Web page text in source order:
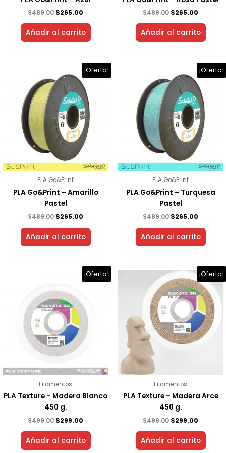
$489.00 $265.00
Añadir al carrito
$489.00 $265.00
Añadir al carrito
¡Oferta!
PLA Go&Print
PLA Go&Print – Amarillo
Pastel
$489.00
precio
original
era:
$489.00.
$265.00
El
precio
actual
es:
$265.00.
Añadir al carrito
¡Oferta!
PLA Go&Print
PLA Go&Print – Turquesa
Pastel
$489.00
precio
original
era:
$489.00.
$265.00
El
precio
actual
es:
$265.00.
Añadir al carrito
¡Oferta!
Filamentos
PLA Texture – Madera Blanco
450 g.
$499.00
original
era:
$499.00.
$299.00
El
precio
$299.00.
Añadir al carrito
¡Oferta!
Filamentos
PLA Texture – Madera Arce
450 g.
$499.00
El
precio
original
era:
$499.00.
$299.00
El
precio
actual
es:
$299.00.
Añadir al carrito